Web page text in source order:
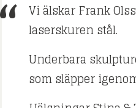
Vi älskar Frank
laserskuren stål.
Underbara
som släpper